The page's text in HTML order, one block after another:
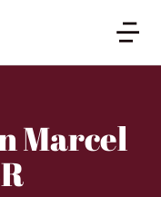
Marcel